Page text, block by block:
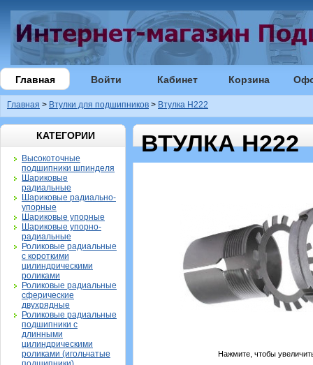
Главная Войти Кабинет Корзина
Главная > Втулки для подшипников > Втулка H222
КАТЕГОРИИ
Высокоточные
подшипники шпинделя
Шариковые
радиальные
Шариковые радиально-
упорные
Шариковые упорные
Шариковые упорно-
радиальные
Роликовые радиальные
с короткими
цилиндрическими
роликами
Роликовые радиальные
сферические
двухрядные
Роликовые радиальные
подшипники с
длинными
цилиндрическими
роликами (игольчатые
ВТУЛКА H222
Нажмите, чтобы